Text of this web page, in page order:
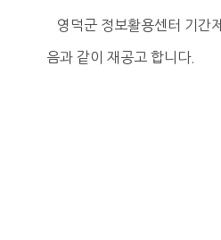
영덕군 정보활용센터 기간
음과 같이 재공고 합니다.
2015.